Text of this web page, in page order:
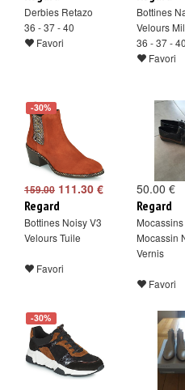
Derbies Retazo
36 - 37 - 40
Favori
Bottines
Velours
36 - 37 - 40
Favori
-30%
159.00 111.30 €
Regard
Bottines Noisy V3
Velours Tuile
Favori
50.00 €
Regard
Mocassins
Mocassin
Vernis
Favori
-30%